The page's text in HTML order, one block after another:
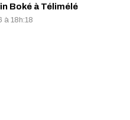
Boké à Télimélé
à 18h:18